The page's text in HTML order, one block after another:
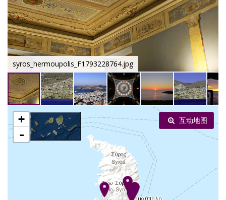
RU
syros_hermoupolis_F1793228764.jpg
+
-
互动地图